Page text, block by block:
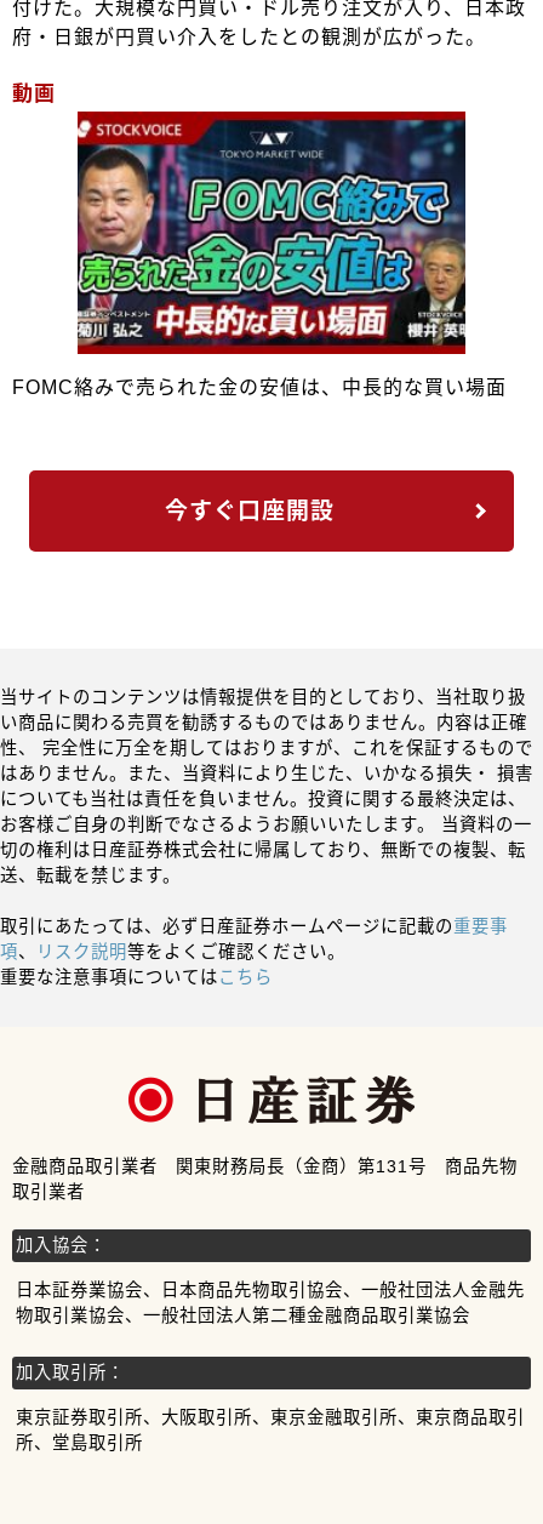
付けた。大規模な円買い・ドル売り注文が入り、日本政
府・日銀が円買い介入をしたとの観測が広がった。
動画
FOMC絡みで売られた金の安値は、中長的な買い場面
今すぐ口座開設
当サイトのコンテンツは情報提供を目的としており、当社取り扱
い商品に関わる売買を勧誘するものではありません。内容は正確
性、 完全性に万全を期してはおりますが、これを保証するもので
はありません。また、当資料により生じた、いかなる損失・ 損害
についても当社は責任を負いません。投資に関する最終決定は、
お客様ご自身の判断でなさるようお願いいたします。 当資料の一
切の権利は日産証券株式会社に帰属しており、無断での複製、転
送、転載を禁じます。
取引にあたっては、必ず日産証券ホームページに記載の重要事
項、 リスク説明等をよくご確認ください。
重要な注意事項についてはこちら
金融商品取引業者 関東財務局長（金商）第131号 商品先物
取引業者
加入協会：
日本証券業協会、日本商品先物取引協会、一般社団法人金融先
物取引業協会、一般社団法人第二種金融商品取引業協会
加入取引所：
東京証券取引所、大阪取引所、東京金融取引所、東京商品取引
所、堂島取引所